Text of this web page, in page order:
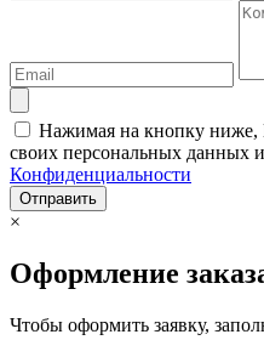
Нажимая на кнопку ниже,
своих персональных данных и
Конфиденциальности
Отправить
×
Оформление
Чтобы оформить заявку,